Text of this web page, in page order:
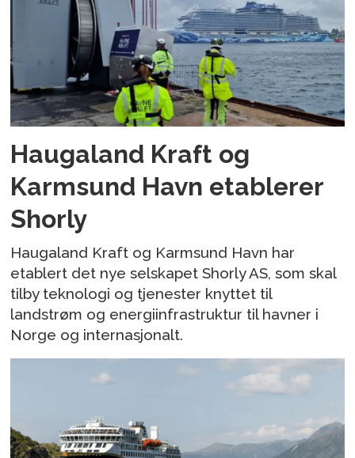
Haugaland Kraft og
Karmsund Havn etablerer
Shorly
Haugaland Kraft og Karmsund Havn har
etablert det nye selskapet Shorly AS, som skal
tilby teknologi og tjenester knyttet til
landstrøm og energiinfrastruktur til havner i
Norge og internasjonalt.